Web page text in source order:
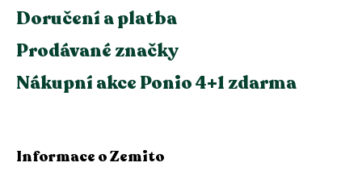
Doručení a platba
Prodávané značky
Nákupní akce Ponio 4+1 zdarma
Informace o Zemito